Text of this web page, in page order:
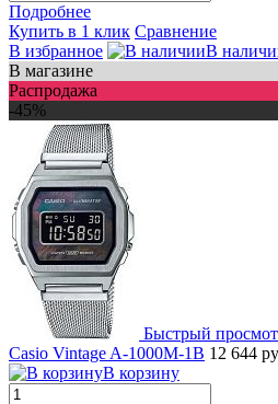
Подробнее
Купить в 1 клик Сравнение
В избранное
В
В магазине
Распродажа
-45%
Быстрый
Casio Vintage A-1000M-1B 12 644
В корзину